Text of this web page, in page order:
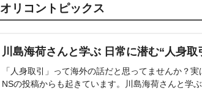
オリコントピックス
川島海荷さんと学ぶ 日常に潜む“人身取
「人身取引」って海外の話だと思ってませんか？
NSの投稿からも起きています。川島海荷さんと学ぶ